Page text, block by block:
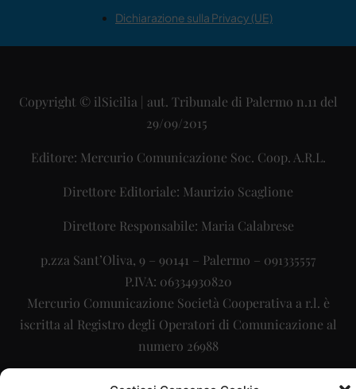
Dichiarazione sulla Privacy (UE)
Copyright © ilSicilia | aut. Tribunale di Palermo n.11 del
29/09/2015
Editore: Mercurio Comunicazione Soc. Coop. A.R.L.
Direttore Editoriale: Maurizio Scaglione
Direttore Responsabile: Maria Calabrese
p.zza Sant’Oliva, 9 – 90141 – Palermo – 091335557
P.IVA: 06334930820
Mercurio Comunicazione Società Cooperativa a r.l. è
iscritta al Registro degli Operatori di Comunicazione al
numero 26988